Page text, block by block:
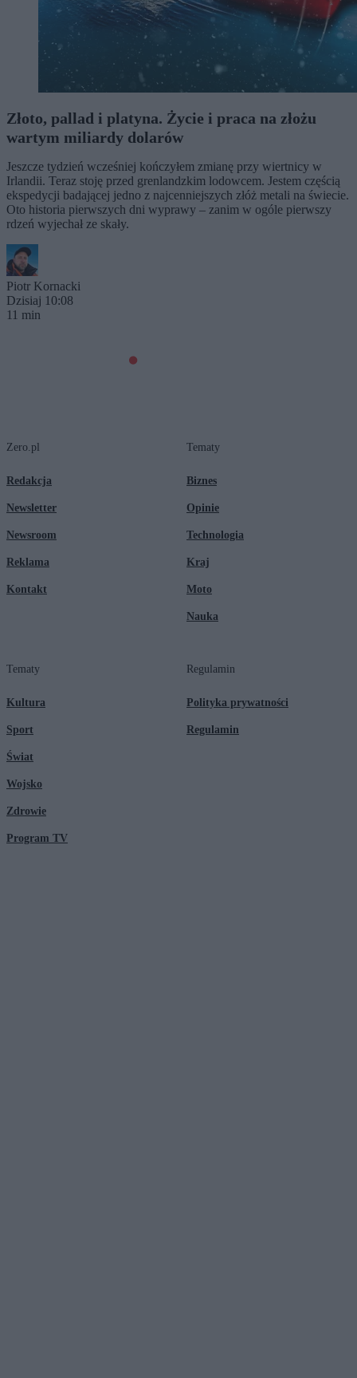
Złoto, pallad i platyna. Życie i praca na złożu
wartym miliardy dolarów
Jeszcze tydzień wcześniej kończyłem zmianę przy wiertnicy w
Irlandii. Teraz stoję przed grenlandzkim lodowcem. Jestem częścią
ekspedycji badającej jedno z najcenniejszych złóż metali na świecie.
Oto historia pierwszych dni wyprawy – zanim w ogóle pierwszy
rdzeń wyjechał ze skały.
Piotr Kornacki
Dzisiaj 10:08
11 min
Zero.pl
Redakcja
Newsletter
Newsroom
Reklama
Kontakt
Tematy
Biznes
Opinie
Technologia
Kraj
Moto
Nauka
Tematy
Kultura
Sport
Świat
Wojsko
Zdrowie
Program TV
Regulamin
Polityka prywatności
Regulamin